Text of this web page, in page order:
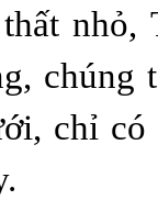
nhỏ,
chúng
chỉ có